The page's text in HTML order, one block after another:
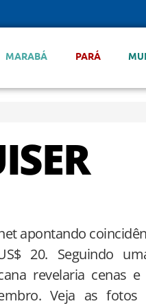
MARABÁ PARÁ
apontando
20. Seguindo
revelaria cenas e
Veja as fotos